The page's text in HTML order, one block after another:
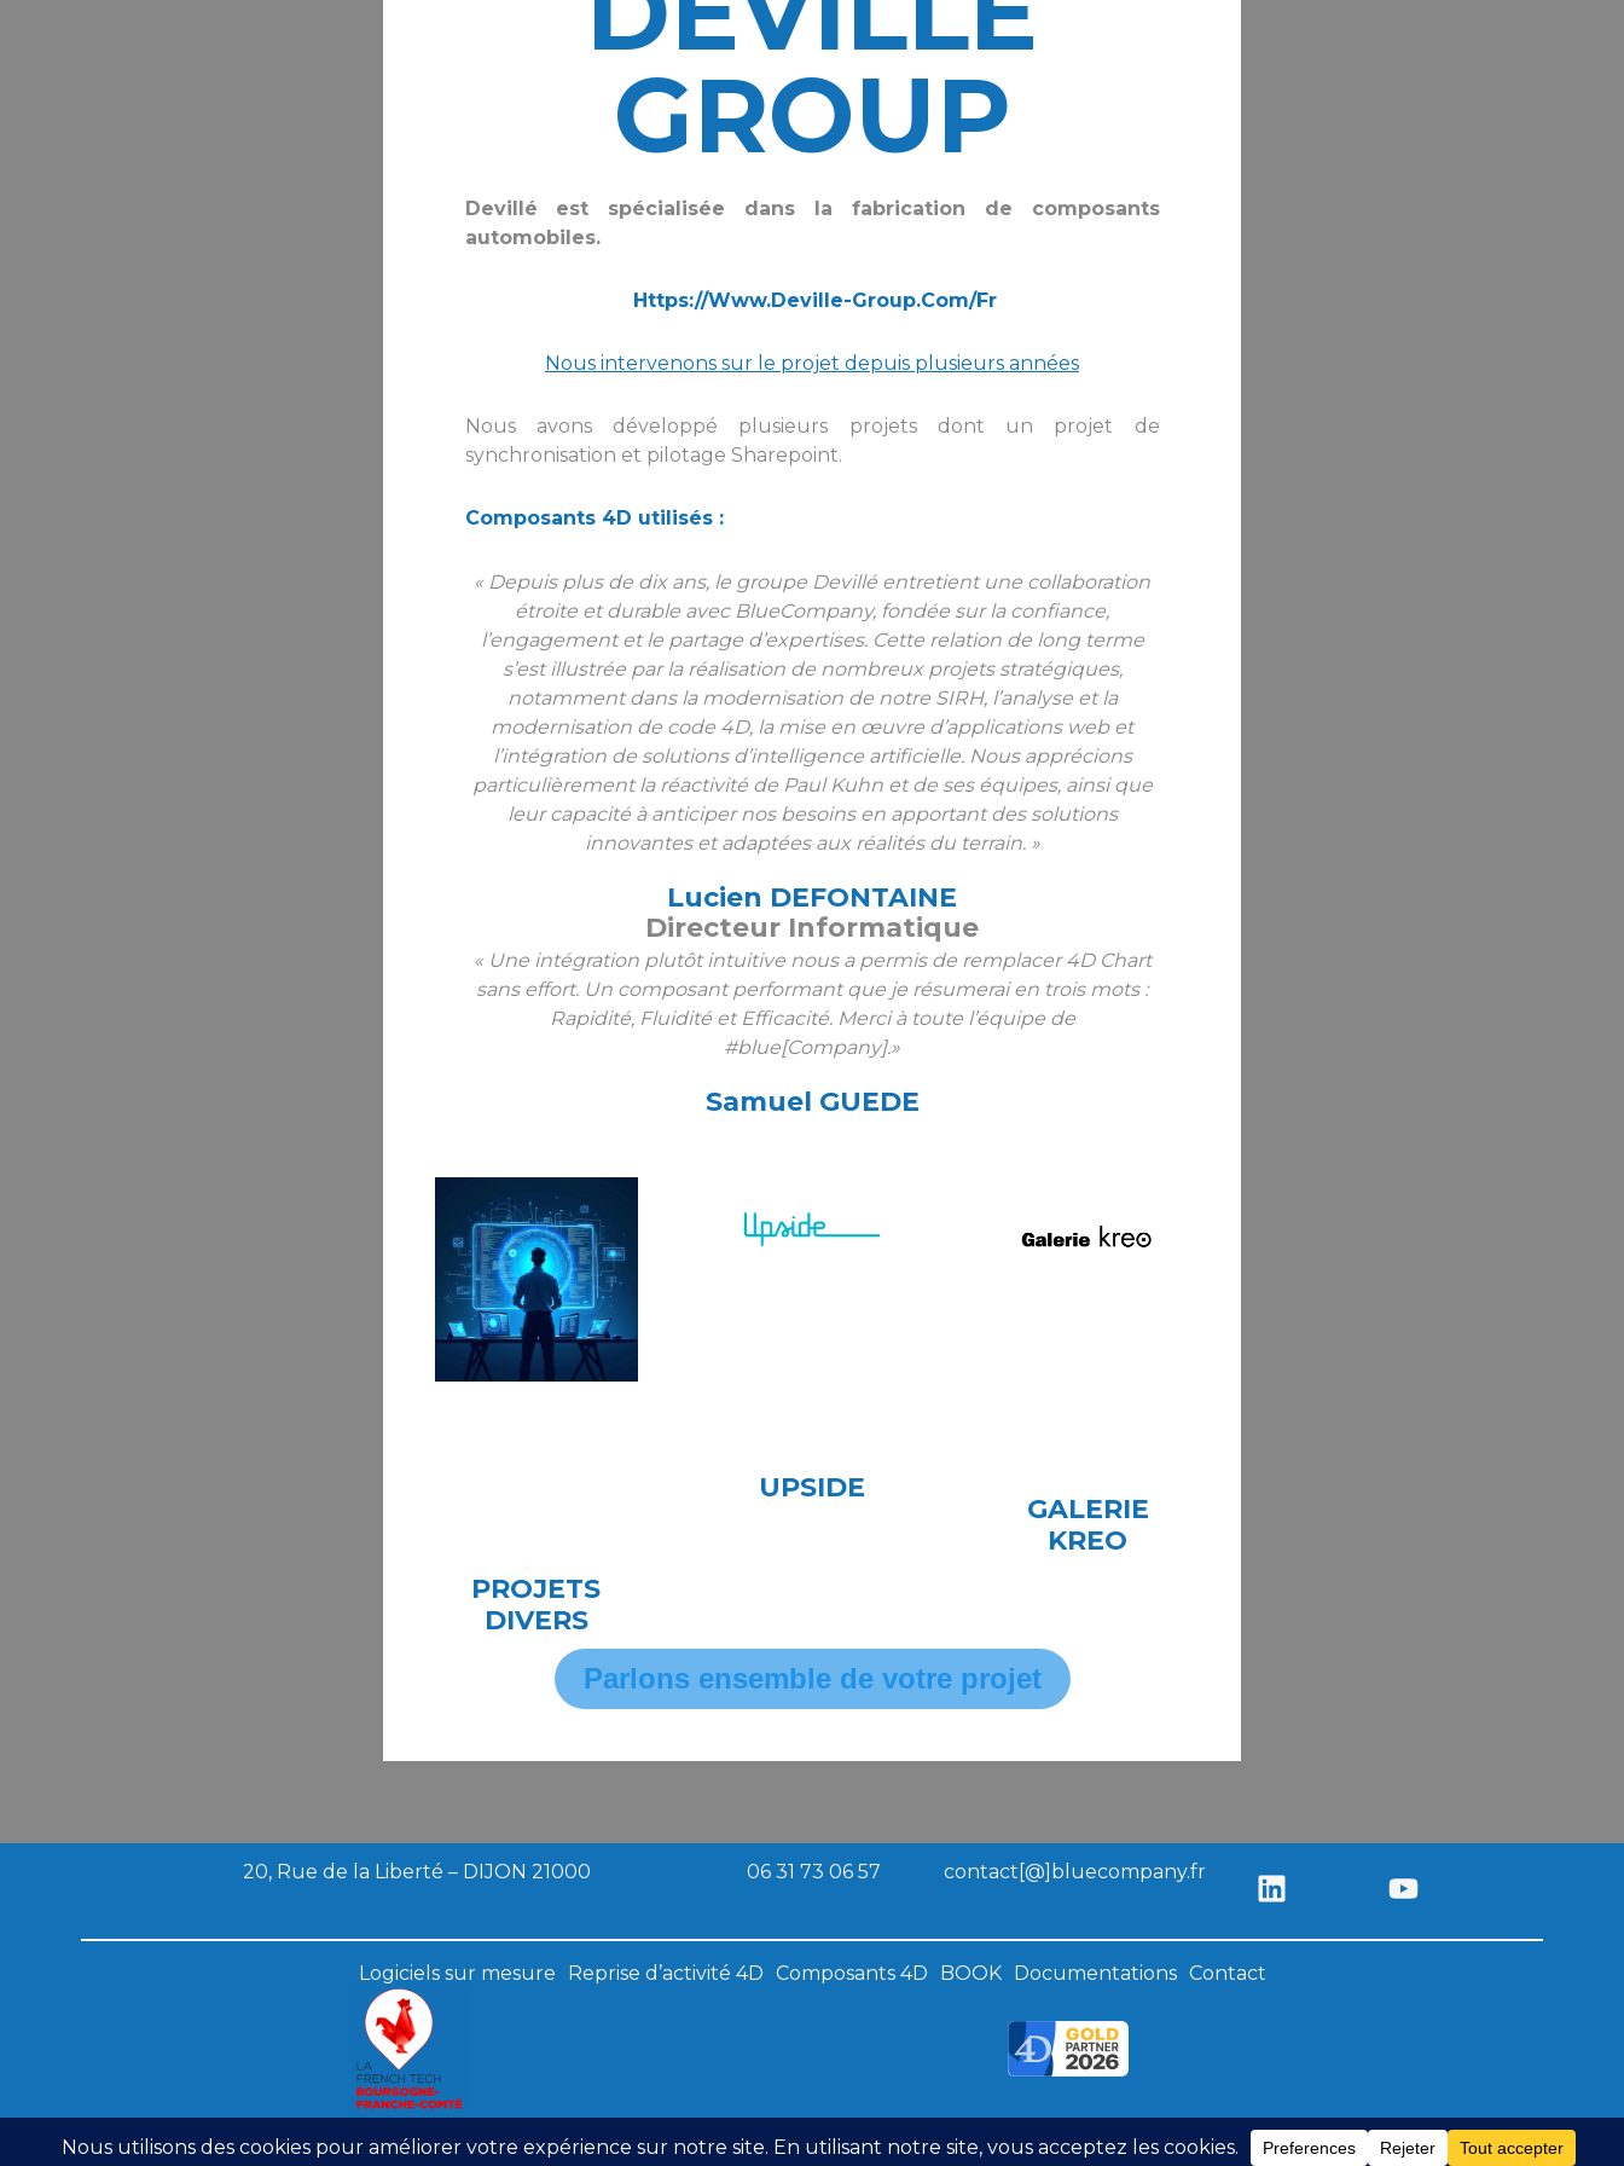
GROUP
Devillé est spécialisée dans la fabrication de composants
automobiles.
Https://www.deville-Group.com/fr
Nous intervenons sur le projet depuis plusieurs années
Nous avons développé plusieurs projets dont un projet de
synchronisation et pilotage Sharepoint.
Composants 4D utilisés :
« Depuis plus de dix ans, le groupe Devillé entretient une collaboration
étroite et durable avec BlueCompany, fondée sur la confiance,
l’engagement et le partage d’expertises. Cette relation de long terme
s’est illustrée par la réalisation de nombreux projets stratégiques,
notamment dans la modernisation de notre SIRH, l’analyse et la
modernisation de code 4D, la mise en œuvre d’applications web et
l’intégration de solutions d’intelligence artificielle. Nous apprécions
particulièrement la réactivité de Paul Kuhn et de ses équipes, ainsi que
leur capacité à anticiper nos besoins en apportant des solutions
innovantes et adaptées aux réalités du terrain. »
Lucien DEFONTAINE
Directeur Informatique
« Une intégration plutôt intuitive nous a permis de remplacer 4D Chart
sans effort. Un composant performant que je résumerai en trois mots :
Rapidité, Fluidité et Efficacité. Merci à toute l’équipe de
#blue[Company].»
Samuel GUEDE
PROJETS
DIVERS
UPSIDE
GALERIE
KREO
Parlons ensemble de votre projet
20, Rue de la Liberté – DIJON 21000 06 31 73 06 57 contact[@]bluecompany.fr
L
I
N
Y
O
U
Logiciels sur mesure Reprise d’activité 4D Composants 4D BOOK Documentations Contact
Mentions Légales Politique De Confidentialité Gestion Des Cookies